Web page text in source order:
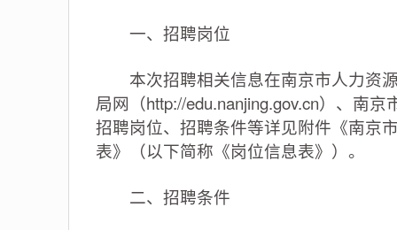
一、招聘岗位
本次招聘相关信息在南京市人力资源
局网（http://edu.nanjing.gov.cn）、南
招聘岗位、招聘条件等详见附件《南京
表》（以下简称《岗位信息表》）。
二、招聘条件